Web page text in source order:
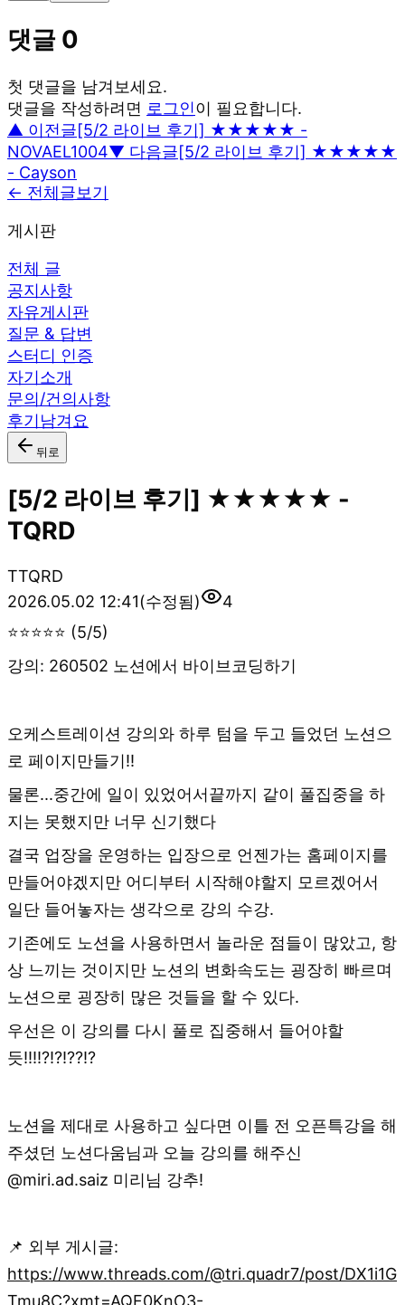
댓글 0
첫 댓글을 남겨보세요.
댓글을 작성하려면 로그인이 필요합니다.
▲ 이전글[5/2 라이브 후기] ★★★★★ -
NOVAEL1004▼ 다음글[5/2 라이브 후기] ★★★★★
- Cayson
← 전체글보기
게시판
전체 글
공지사항
자유게시판
질문 & 답변
스터디 인증
자기소개
문의/건의사항
후기남겨요
뒤로
[5/2 라이브 후기] ★★★★★ -
TQRD
TTQRD
2026.05.02 12:41(수정됨)
4
⭐⭐⭐⭐⭐ (5/5)
강의: 260502 노션에서 바이브코딩하기
오케스트레이션 강의와 하루 텀을 두고 들었던 노션으
로 페이지만들기!!
물론...중간에 일이 있었어서끝까지 같이 풀집중을 하
지는 못했지만 너무 신기했다
결국 업장을 운영하는 입장으로 언젠가는 홈페이지를
만들어야겠지만 어디부터 시작해야할지 모르겠어서
일단 들어놓자는 생각으로 강의 수강.
기존에도 노션을 사용하면서 놀라운 점들이 많았고, 항
상 느끼는 것이지만 노션의 변화속도는 굉장히 빠르며
노션으로 굉장히 많은 것들을 할 수 있다.
우선은 이 강의를 다시 풀로 집중해서 들어야할
듯!!!!?!?!??!?
노션을 제대로 사용하고 싶다면 이틀 전 오픈특강을 해
주셨던 노션다움님과 오늘 강의를 해주신
@miri.ad.saiz 미리님 강추!
📌 외부 게시글:
https://www.threads.com/@tri.quadr7/post/DX1i1G
Tmu8C?xmt=AQF0KnO3-